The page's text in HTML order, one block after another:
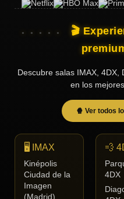
🎬
Descubre salas IMAX, 4DX,
en los
🍿 Ver todos
🖥️ IMAX
Kinépolis
Ciudad de la
Imagen
(Madrid)
💨
4DX